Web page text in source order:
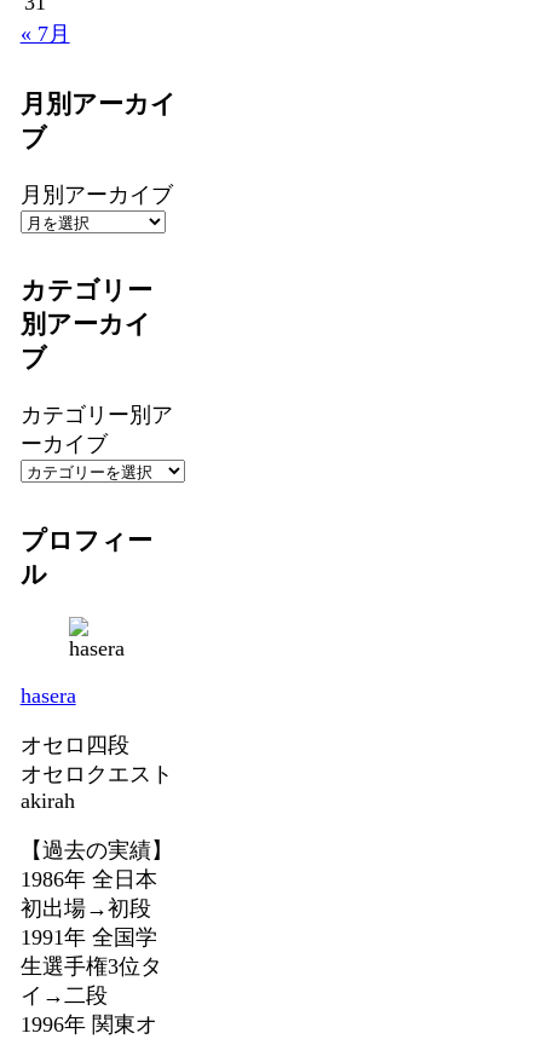
« 7月
月別アーカイ
ブ
月別アーカイブ
カテゴリー
別アーカイ
ブ
カテゴリー別ア
ーカイブ
プロフィー
ル
hasera
オセロ四段
オセロクエスト
akirah
【過去の実績】
1986年 全日本
初出場→初段
1991年 全国学
生選手権3位タ
イ→二段
1996年 関東オ